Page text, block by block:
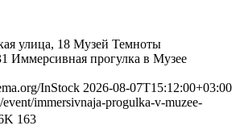
улица, 18 Музей Темноты
Иммерсивная прогулка в Музее
InStock 2026-08-07T15:12:00+03:00
immersivnaja-progulka-v-muzee-
163